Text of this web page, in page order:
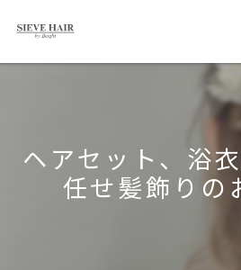
ヘアセット、浴
任せ髪飾りの